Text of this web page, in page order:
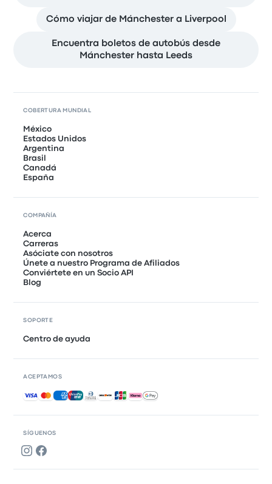
Cómo viajar de Mánchester a Liverpool
Encuentra boletos de autobús desde
Mánchester hasta Leeds
SÍGUENOS
COBERTURA MUNDIAL
México
Estados Unidos
Argentina
Brasil
Canadá
España
COMPAÑÍA
Acerca
Carreras
Asóciate con nosotros
Únete a nuestro Programa de Afiliados
Conviértete en un Socio API
Blog
SOPORTE
Centro de ayuda
ACEPTAMOS
Pagos aceptados